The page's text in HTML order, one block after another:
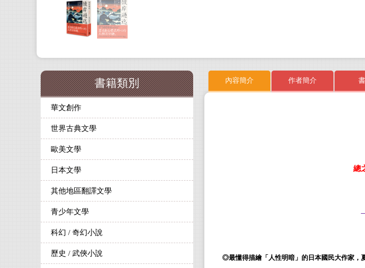
內容簡介 作者簡介
總
◎最懂得描繪「人性明暗」的日本國民大作家，
書籍類別
華文創作
世界古典文學
歐美文學
日本文學
其他地區翻譯文學
青少年文學
科幻 / 奇幻小說
歷史 / 武俠小說